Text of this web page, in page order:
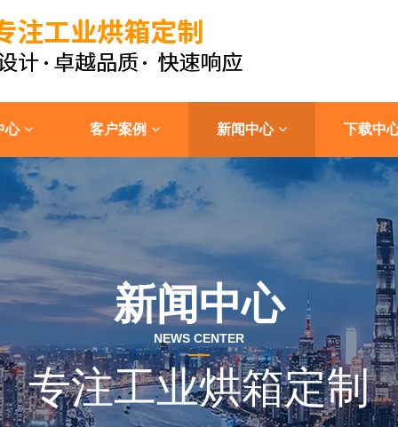
心 客户案例 新闻中心 下载中
新闻中心
NEWS CENTER
专注工业烘箱定制